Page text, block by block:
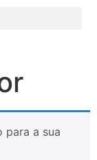
para a sua